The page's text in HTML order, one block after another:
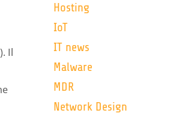
Il
Hosting
IoT
IT news
Malware
MDR
Network Design